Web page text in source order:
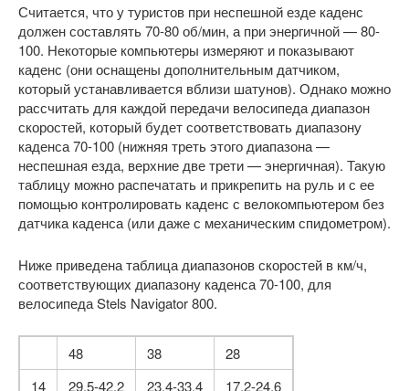
Считается, что у туристов при неспешной езде каденс
должен составлять 70-80 об/мин, а при энергичной — 80-
100. Некоторые компьютеры измеряют и показывают
каденс (они оснащены дополнительным датчиком,
который устанавливается вблизи шатунов). Однако можно
рассчитать для каждой передачи велосипеда диапазон
скоростей, который будет соответствовать диапазону
каденса 70-100 (нижняя треть этого диапазона —
неспешная езда, верхние две трети — энергичная). Такую
таблицу можно распечатать и прикрепить на руль и с ее
помощью контролировать каденс с велокомпьютером без
датчика каденса (или даже с механическим спидометром).
Ниже приведена таблица диапазонов скоростей в км/ч,
соответствующих диапазону каденса 70-100, для
велосипеда Stels Navigator 800.
48 38
28
14
29,5-42,2 23,4-33,4 17,2-24,6